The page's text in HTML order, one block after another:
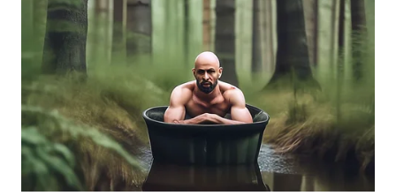
BINJAI
CIREBON
WN
INDRAMAYU
WN